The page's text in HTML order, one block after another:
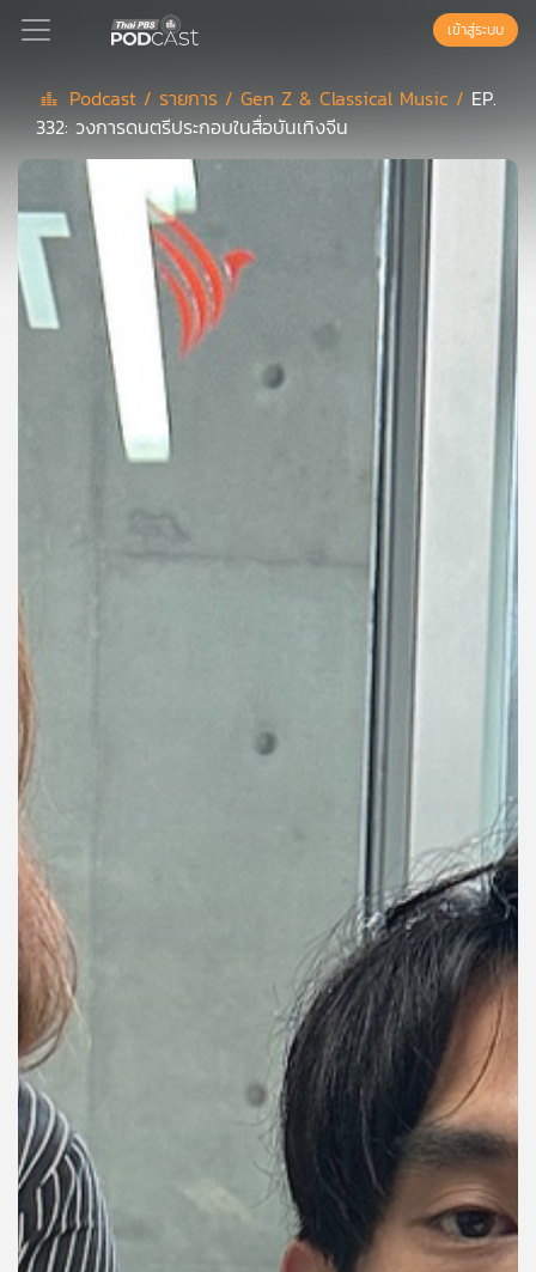
Podcast
เพล
สต์
แนะนำ
บทความ
ข่าว
และ
กิจกรรม
เกี่ยว
กับ
เรา
เครือ
ข่าย
วิทยุ
ไทย
พี
บี
เอส
เข้าสู่ระบบ
Podcast / รายการ /Gen Z & Classical Music / EP.
332: วงการดนตรีประกอบในสื่อบันเทิงจีน